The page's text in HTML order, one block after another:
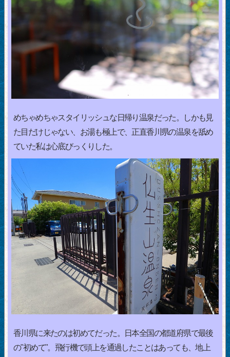
めちゃめちゃスタイリッシュな日帰り温泉だった。しかも見
た目だけじゃない、お湯も極上で、正直香川県の温泉を舐め
ていた私は心底びっくりした。
香川県に来たのは初めてだった。日本全国の都道府県で最後
の"初めて"。飛行機で頭上を通過したことはあっても、地上